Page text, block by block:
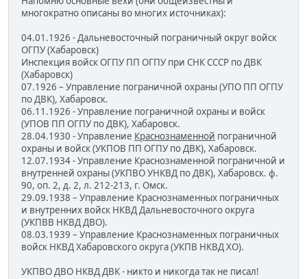
многократно описаны во многих источниках):
04.01.1926 - Дальневосточный пограничный округ войск
ОГПУ (Хабаровск)
Инспекция войск ОГПУ ПП ОГПУ при СНК СССР по ДВК
(Хабаровск)
07.1926 – Управление пограничной охраны (УПО ПП ОГПУ
по ДВК), Хабаровск.
06.11.1926 - Управление пограничной охраны и войск
(УПОВ ПП ОГПУ по ДВК), Хабаровск.
28.04.1930 - Управление Краснознаменной пограничной
охраны и войск (УКПОВ ПП ОГПУ по ДВК), Хабаровск.
12.07.1934 - Управление Краснознаменной пограничной и
внутренней охраны (УКПВО УНКВД по ДВК), Хабаровск. ф.
90, оп. 2, д. 2, л. 212-213, г. Омск.
29.09.1938 – Управление Краснознаменных пограничных
и внутренних войск НКВД Дальневосточного округа
(УКПВВ НКВД ДВО).
08.03.1939 – Управление Краснознаменных пограничных
войск НКВД Хабаровского округа (УКПВ НКВД ХО).
УКПВО ДВО НКВД ДВК - никто и никогда так не писал!